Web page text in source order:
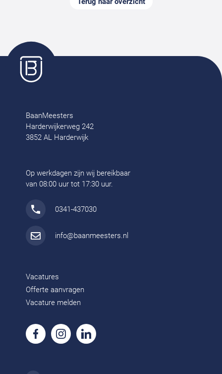
BaanMeesters
Harderwijkerweg 242
3852 AL Harderwijk
Op werkdagen zijn wij bereikbaar
van 08:00 uur tot 17:30 uur.
0341-437030
info@baanmeesters.nl
Vacatures
Offerte aanvragen
Vacature melden